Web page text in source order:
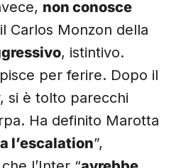
il Carlos Monzon della
, istintivo.
per ferire. Dopo il
si è tolto parecchi
Ha definito Marotta
l’escalation”,
l’Inter “avrebbe